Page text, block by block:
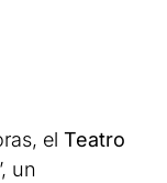
el Teatro
un